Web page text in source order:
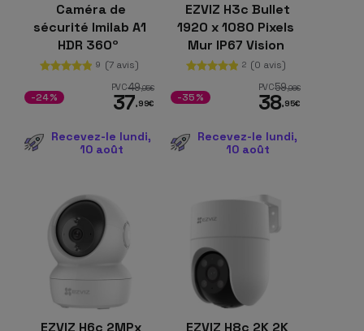
Caméra de
sécurité Imilab A1
HDR 360º
9 (7 avis)
PVC49,95€
37,99€
-24%
Recevez-le lundi,
10 août
EZVIZ H3c Bullet
1920 x 1080 Pixels
Mur IP67 Vision
Nocturne Blanc
2 (0 avis)
PVC59,96€
38,95€
-35%
Recevez-le lundi,
10 août
EZVIZ H6c 2MPx
EZVIZ H8c 2K 2K